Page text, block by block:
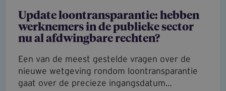
Update loontransparantie: hebben
werknemers in de publieke sector
nu al afdwingbare rechten?
Een van de meest gestelde vragen over de
nieuwe wetgeving rondom loontransparantie
gaat over de precieze ingangsdatum…